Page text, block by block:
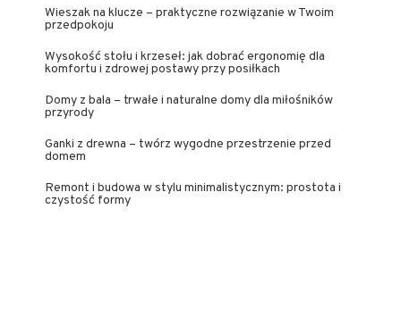
Wieszak na klucze – praktyczne rozwiązanie w Twoim
przedpokoju
Wysokość stołu i krzeseł: jak dobrać ergonomię dla
komfortu i zdrowej postawy przy posiłkach
Domy z bala – trwałe i naturalne domy dla miłośników
przyrody
Ganki z drewna – twórz wygodne przestrzenie przed
domem
Remont i budowa w stylu minimalistycznym: prostota i
czystość formy